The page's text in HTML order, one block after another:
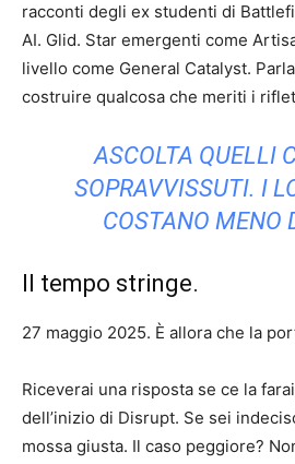
racconti degli ex studenti di
AI. Glid. Star emergenti come
livello come General Catalyst.
costruire qualcosa che meriti i
ASCOLTA QUELLI
SOPRAVVISSUTI. I
COSTANO MENO
Il tempo stringe.
27 maggio 2025. È allora che la
Riceverai una risposta se ce la
dell’inizio di Disrupt. Se sei
mossa giusta. Il caso peggiore?